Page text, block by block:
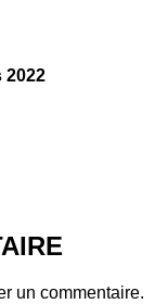
2022
un commentaire.